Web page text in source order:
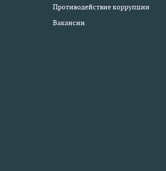
Противодействие коррупции
Вакансии